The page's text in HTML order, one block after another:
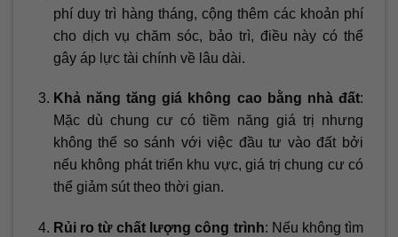
phí duy trì hàng tháng, cộng thêm các khoản phí
cho dịch vụ chăm sóc, bảo trì, điều này có thể
gây áp lực tài chính về lâu dài.
Khả năng tăng giá không cao bằng nhà đất:
Mặc dù chung cư có tiềm năng giá trị nhưng
không thể so sánh với việc đầu tư vào đất bởi
nếu không phát triển khu vực, giá trị chung cư có
thể giảm sút theo thời gian.
Rủi ro từ chất lượng công trình: Nếu không tìm